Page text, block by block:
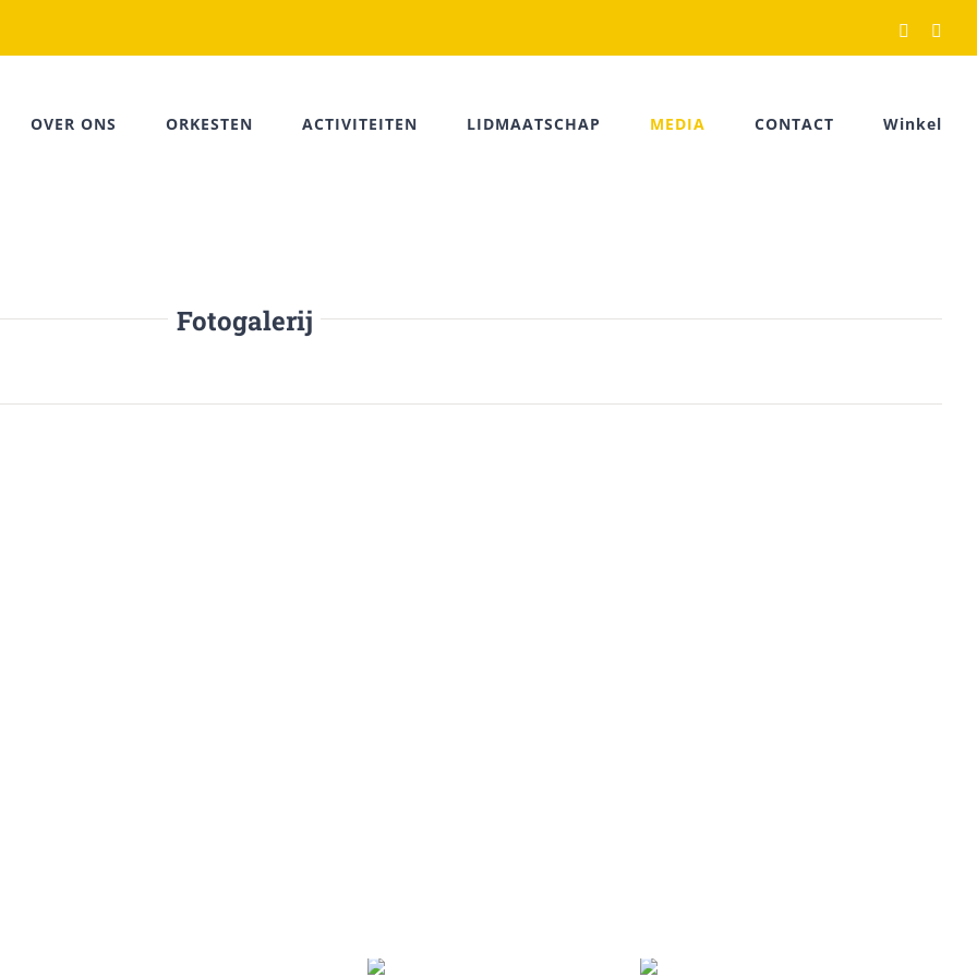
Facebook
OVER ONS ORKESTEN ACTIVITEITEN LIDMAATSCHAP MEDIA CONTACT Winkel
Fotogalerij